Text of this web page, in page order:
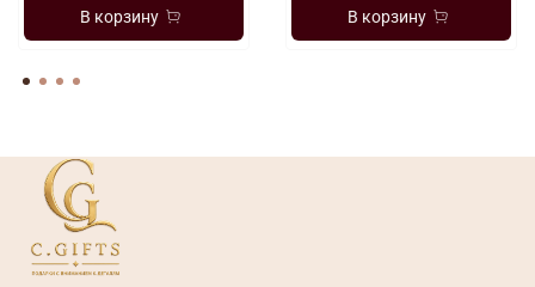
В корзину В корзину